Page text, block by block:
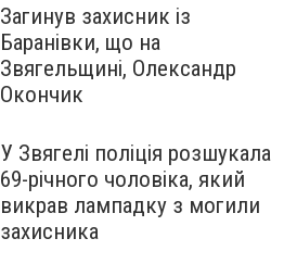
Загинув захисник із
Баранівки, що на
Звягельщині, Олександр
Окончик
У Звягелі поліція розшукала
69-річного чоловіка, який
викрав лампадку з могили
захисника